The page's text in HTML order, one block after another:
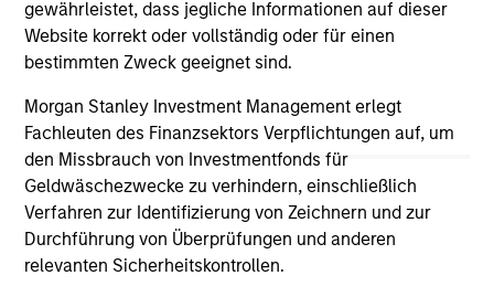
gewährleistet, dass jegliche Informationen auf dieser
Website korrekt oder vollständig oder für einen
bestimmten Zweck geeignet sind.
Morgan Stanley Investment Management erlegt
Fachleuten des Finanzsektors Verpflichtungen auf, um
den Missbrauch von Investmentfonds für
Geldwäschezwecke zu verhindern, einschließlich
Verfahren zur Identifizierung von Zeichnern und zur
Durchführung von Überprüfungen und anderen
relevanten Sicherheitskontrollen.
investigation, verification or monitoring by us of any
information contained in any hyperlinked site. In no event
shall we be responsible for the information contained on
the site or your use of such site.